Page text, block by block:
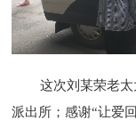
这次刘某荣老太
派出所；感谢“让爱